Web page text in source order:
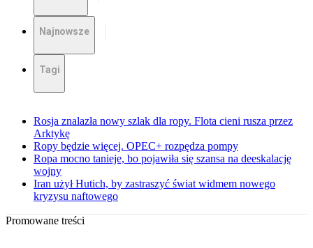
Najnowsze
Tagi
Rosja znalazła nowy szlak dla ropy. Flota cieni rusza przez
Arktykę
Ropy będzie więcej. OPEC+ rozpędza pompy
Ropa mocno tanieje, bo pojawiła się szansa na deeskalację
wojny
Iran użył Hutich, by zastraszyć świat widmem nowego
kryzysu naftowego
Promowane treści